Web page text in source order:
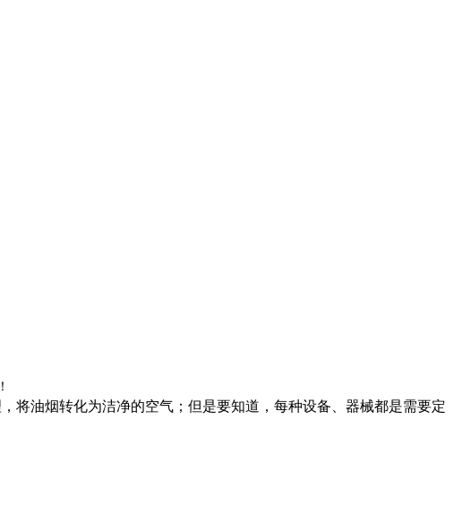
将油烟转化为洁净的空气；但是要知道，每种设备、器械都是需要定